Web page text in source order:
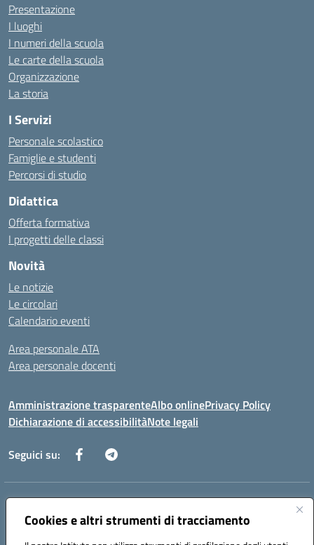
Cookies e altri strumenti di tracciamento
Presentazione
I luoghi
I numeri della scuola
Le carte della scuola
Organizzazione
La storia
I Servizi
Personale scolastico
Famiglie e studenti
Percorsi di studio
Didattica
Offerta formativa
I progetti delle classi
Novità
Le notizie
Le circolari
Calendario eventi
Area personale ATA
Area personale docenti
Amministrazione trasparenteAlbo onlinePrivacy Policy
Dichiarazione di accessibilitàNote legali
Seguici su:
Indirizzo:
Centralino:0823904424 Email:ceic8ax00c@istruzione.it